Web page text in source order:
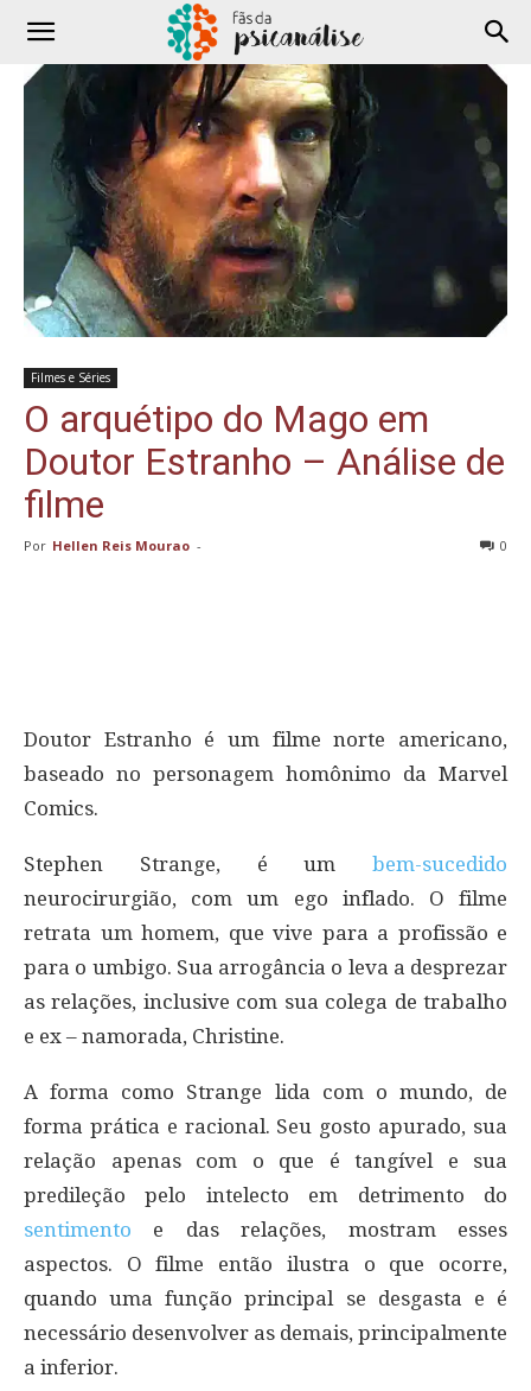
Filmes e Séries
O arquétipo do Mago em
Doutor Estranho – Análise de
filme
Por Hellen Reis Mourao - 0
Doutor Estranho é um filme norte americano,
baseado no personagem homônimo da Marvel
Comics.
Stephen Strange, é um bem-sucedido
neurocirurgião, com um ego inflado. O filme
retrata um homem, que vive para a profissão e
para o umbigo. Sua arrogância o leva a desprezar
as relações, inclusive com sua colega de trabalho
e ex – namorada, Christine.
A forma como Strange lida com o mundo, de
forma prática e racional. Seu gosto apurado, sua
relação apenas com o que é tangível e sua
predileção pelo intelecto em detrimento do
sentimento e das relações, mostram esses
aspectos. O filme então ilustra o que ocorre,
quando uma função principal se desgasta e é
necessário desenvolver as demais, principalmente
a inferior.